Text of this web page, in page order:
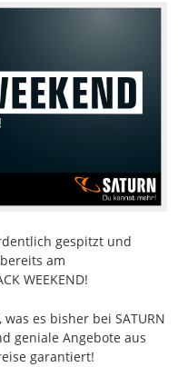
gespitzt und
am
WEEKEND!
es bisher bei SATURN
geniale Angebote aus
garantiert!